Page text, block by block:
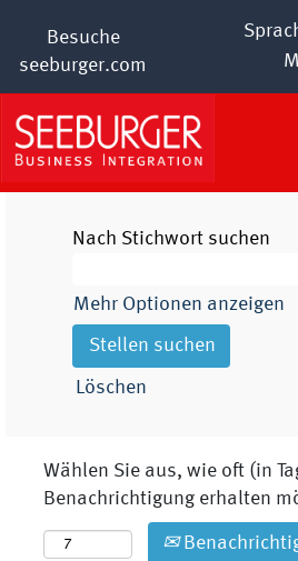
Besuche
seeburger.com
Nach Stichwort suchen
Mehr Optionen anzeigen
Löschen
Wählen Sie aus, wie oft (in
Benachrichtigung erhalten